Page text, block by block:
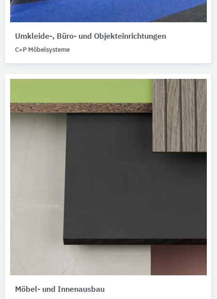
Umkleide-, Büro- und Objekteinrichtungen
C+P Möbelsysteme
Möbel- und Innenausbau